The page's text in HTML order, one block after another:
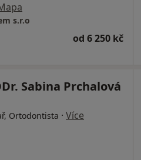
s.r.o
od 6 250 kč
Sabina Prchalová
Ortodontista · Více